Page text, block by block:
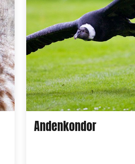
Andenkondor